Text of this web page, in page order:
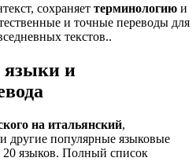
сохраняет терминологию и
и точные переводы для
текстов..
языки и
на итальянский,
другие популярные языковые
языков. Полный список